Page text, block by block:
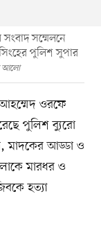
সম্মেলনে
পুলিশ সুপার
আলো
ওরফে
পুলিশ ব্যুরো
মাদকের আড্ডা ও
মারধর ও
হত্যা